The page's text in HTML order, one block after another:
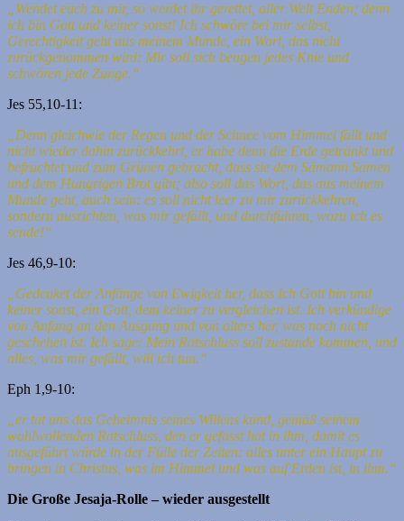
„Wendet euch zu mir, so werdet ihr gerettet, aller Welt Enden; denn
ich bin Gott und keiner sonst! Ich schwöre bei mir selbst,
Gerechtigkeit geht aus meinem Munde, ein Wort, das nicht
zurückgenommen wird: Mir soll sich beugen jedes Knie und
schwören jede Zunge.“
Jes 55,10-11:
„Denn gleichwie der Regen und der Schnee vom Himmel fällt und
nicht wieder dahin zurückkehrt, er habe denn die Erde getränkt und
befruchtet und zum Grünen gebracht, dass sie dem Sämann Samen
und dem Hungrigen Brot gibt; also soll das Wort, das aus meinem
Munde geht, auch sein: es soll nicht leer zu mir zurückkehren,
sondern ausrichten, was mir gefällt, und durchführen, wozu ich es
sende!“
Jes 46,9-10:
„Gedenket der Anfänge von Ewigkeit her, dass Ich Gott bin und
keiner sonst, ein Gott, dem keiner zu vergleichen ist. Ich verkündige
von Anfang an den Ausgang und von alters her, was noch nicht
geschehen ist. Ich sage: Mein Ratschluss soll zustande kommen, und
alles, was mir gefällt, will ich tun.“
Eph 1,9-10:
„er tat uns das Geheimnis seines Willens kund, gemäß seinem
wohlwollenden Ratschluss, den er gefasst hat in ihm, damit es
ausgeführt würde in der Fülle der Zeiten: alles unter ein Haupt zu
bringen in Christus, was im Himmel und was auf Erden ist, in ihm.“
Die Große Jesaja-Rolle – wieder ausgestellt